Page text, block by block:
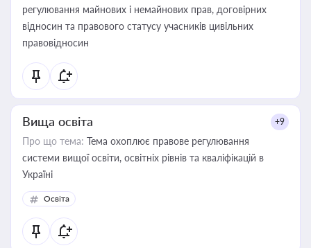
регулювання майнових і немайнових прав, договірних
відносин та правового статусу учасників цивільних
правовідносин
Вища освіта +9
Про що тема: Тема охоплює правове регулювання
системи вищої освіти, освітніх рівнів та кваліфікацій в
Україні
Освіта